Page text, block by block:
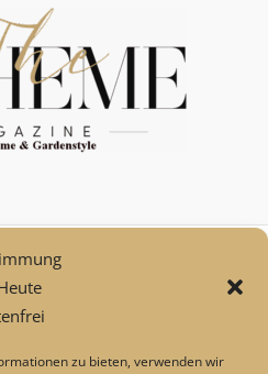
zu bieten, verwenden wir
Konto
Retoure****